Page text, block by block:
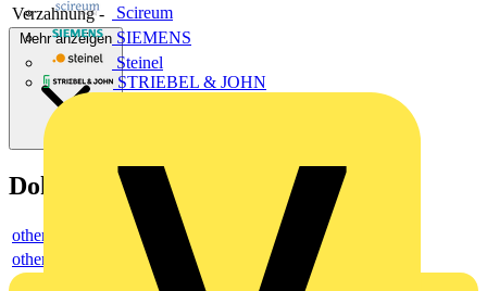
Scireum
SIEMENS
Steinel
STRIEBEL & JOHN
Verzahnung -
Mehr anzeigen
Dokumente
others
others